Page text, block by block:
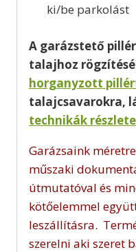
ki/be parkolást
A garázstető
talajhoz
horganyzott
talajcsavarokra,
technikák
Garázsaink
műszaki
útmutatóval és
kötőelemmel
leszállításra.
szerelni aki szeret